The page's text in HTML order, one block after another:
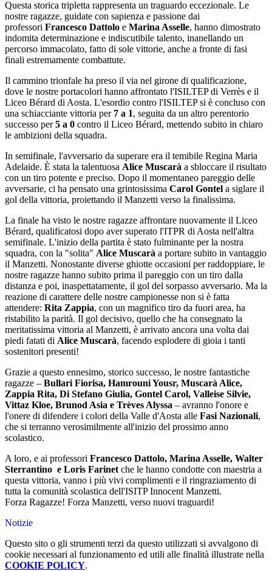
Questa storica tripletta rappresenta un traguardo eccezionale. Le
nostre ragazze, guidate con sapienza e passione dai
professori Francesco Dattolo e Marina Asselle, hanno dimostrato
indomita determinazione e indiscutibile talento, inanellando un
percorso immacolato, fatto di sole vittorie, anche a fronte di fasi
finali estremamente combattute.
Il cammino trionfale ha preso il via nel girone di qualificazione,
dove le nostre portacolori hanno affrontato l'ISILTEP di Verrès e il
Liceo Bérard di Aosta. L'esordio contro l'ISILTEP si è concluso con
una schiacciante vittoria per 7 a 1, seguita da un altro perentorio
successo per5 a 0 contro il Liceo Bérard, mettendo subito in chiaro
le ambizioni della squadra.
In semifinale, l'avversario da superare era il temibile Regina Maria
Adelaide. È stata la talentuosa Alice Muscarà a sbloccare il risultato
con un tiro potente e preciso. Dopo il momentaneo pareggio delle
avversarie, ci ha pensato una grintosissima Carol Gontel a siglare il
gol della vittoria, proiettando il Manzetti verso la finalissima.
La finale ha visto le nostre ragazze affrontare nuovamente il Liceo
Bérard, qualificatosi dopo aver superato l'ITPR di Aosta nell'altra
semifinale. L'inizio della partita è stato fulminante per la nostra
squadra, con la "solita" Alice Muscarà a portare subito in vantaggio
il Manzetti. Nonostante diverse ghiotte occasioni per raddoppiare, le
nostre ragazze hanno subito prima il pareggio con un tiro dalla
distanza e poi, inaspettatamente, il gol del sorpasso avversario. Ma la
reazione di carattere delle nostre campionesse non si è fatta
attendere: Rita Zappia, con un magnifico tiro da fuori area, ha
ristabilito la parità. Il gol decisivo, quello che ha consegnato la
meritatissima vittoria al Manzetti, è arrivato ancora una volta dai
piedi fatati di Alice Muscarà, facendo esplodere di gioia i tanti
sostenitori presenti!
Grazie a questo ennesimo, storico successo, le nostre fantastiche
ragazze – Bullari Fiorisa, Hamrouni Yousr, Muscarà Alice,
Zappia Rita, Di Stefano Giulia, Gontel Carol, Valleise Silvie,
Vittaz Kloe, Brunod Asia e Trèves Alyssa – avranno l'onore e
l'onere di difendere i colori della Valle d'Aosta alle Fasi Nazionali,
che si terranno verosimilmente all'inizio del prossimo anno
scolastico.
A loro, e ai professori Francesco Dattolo, Marina Asselle, Walter
Sterrantino e Loris Farinet che le hanno condotte con maestria a
questa vittoria, vanno i più vivi complimenti e il ringraziamento di
tutta la comunità scolastica dell'ISITP Innocent Manzetti.
Forza Ragazze! Forza Manzetti, verso nuovi traguardi!
Notizie
Questo sito o gli strumenti terzi da questo utilizzati si avvalgono di
cookie necessari al funzionamento ed utili alle finalità illustrate nella
COOKIE POLICY.